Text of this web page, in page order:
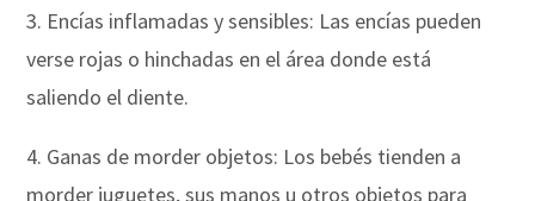
3. Encías inflamadas y sensibles: Las encías pueden
verse rojas o hinchadas en el área donde está
saliendo el diente.
4. Ganas de morder objetos: Los bebés tienden a
morder juguetes, sus manos u otros objetos para